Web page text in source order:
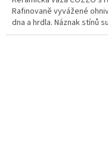
Rafinovaně vyvážené
dna a hrdla. Náznak stínů